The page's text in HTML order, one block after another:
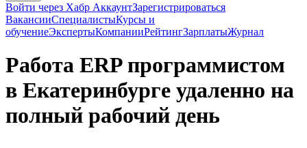
Войти через Хабр АккаунтЗарегистрироваться
ВакансииСпециалистыКурсы и
обучениеЭкспертыКомпанииРейтингЗарплатыЖурнал
Работа ERP программистом
в Екатеринбурге удаленно на
полный рабочий день